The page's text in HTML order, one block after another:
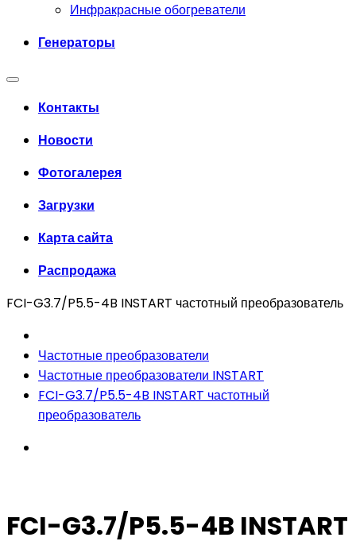
Инфракрасные обогреватели
Генераторы
Контакты
Новости
Фотогалерея
Загрузки
Карта сайта
Распродажа
FCI-G3.7/P5.5-4B INSTART частотный преобразователь
Частотные преобразователи
Частотные преобразователи INSTART
FCI-G3.7/P5.5-4B INSTART частотный
преобразователь
FCI-G3.7/P5.5-4B INSTART